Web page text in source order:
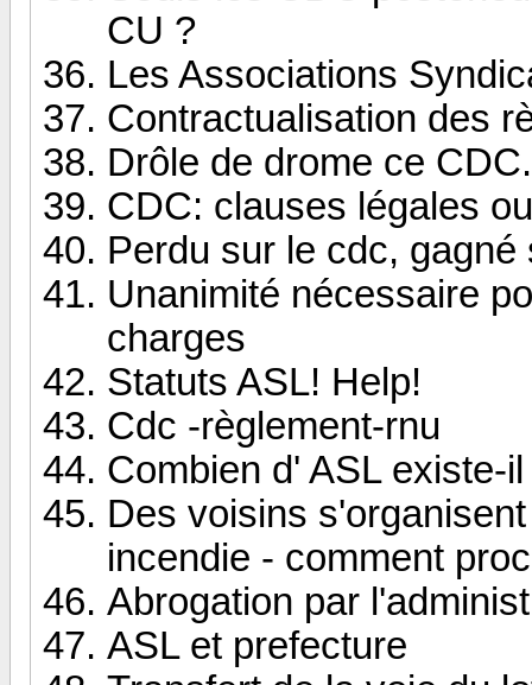
CU ?
Les Associations
Contractualisation des
Drôle de drome ce
CDC: clauses légales
Perdu sur le cdc, gagné
Unanimité nécessaire
charges
Statuts ASL! Help!
Cdc -règlement-rnu
Combien d' ASL existe-
Des voisins
incendie - comment
Abrogation par
ASL et prefecture